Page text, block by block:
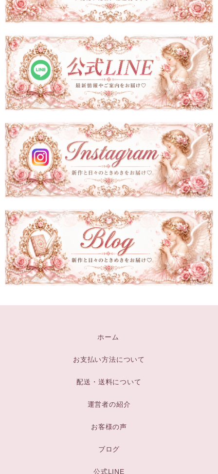
ホーム
お支払い方法について
配送・送料について
運営者の紹介
お客様の声
ブログ
公式LINE